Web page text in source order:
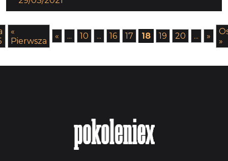
«
Pierwsza
« ... 10 ... 16 17 18 19 20 ... »
»